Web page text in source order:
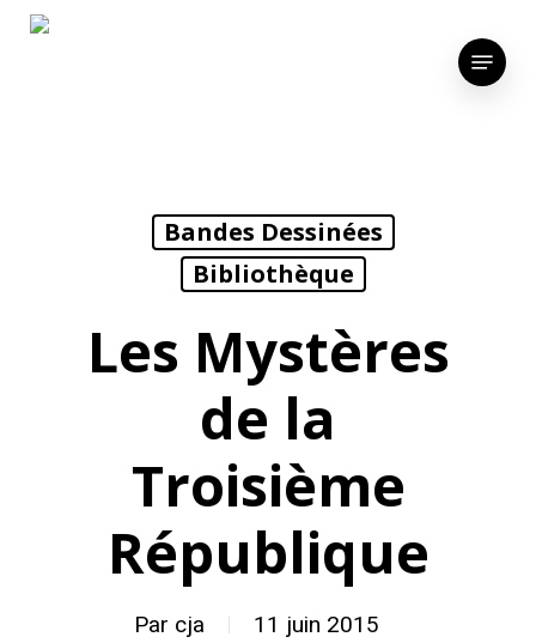
Skip
Menu
Bandes Dessinées
Bibliothèque
Les Mystères
de la
Troisième
République
Par cja 11 juin 2015